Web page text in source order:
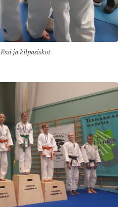
Essi ja kilpasiskot